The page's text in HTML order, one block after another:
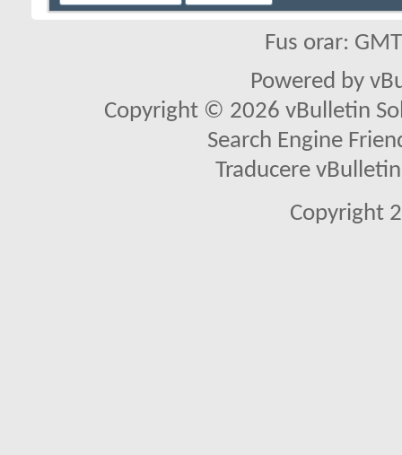
Fus orar:
Powered by
Copyright © 2026 vBulletin
Search Engine
Traducere
Copyright